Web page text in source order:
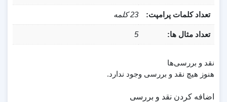
تعداد کلمات پرامپت: 23 کلمه
تعداد مثال ها: 5
نقد و بررسی‌ها
هنوز هیچ نقد و بررسی وجود ندارد.
اضافه کردن نقد و بررسی